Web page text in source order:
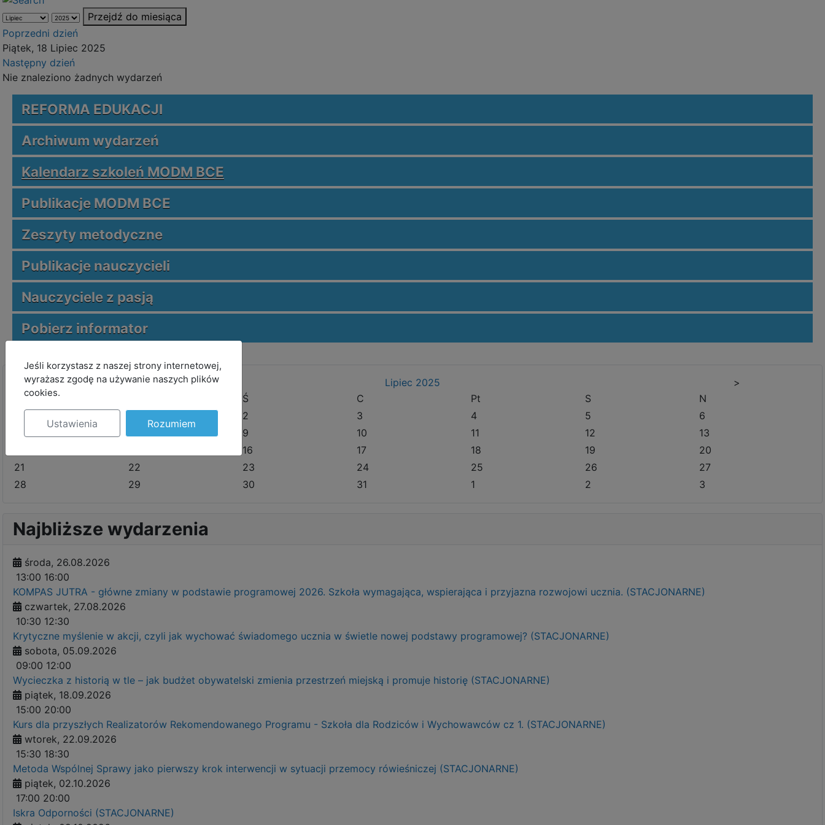
Przejdź do miesiąca
Poprzedni dzień
Piątek, 18 Lipiec 2025
Następny dzień
Nie znaleziono żadnych wydarzeń
REFORMA EDUKACJI
Archiwum wydarzeń
Kalendarz szkoleń MODM BCE
Publikacje MODM BCE
Zeszyty metodyczne
Publikacje nauczycieli
Nauczyciele z pasją
Pobierz informator
Lipiec 2025
>
Ś C Pt S
N
30
2 3 4 5
6
9 10 11 12
13
16 17 18 19
20
21
22 23 24 25 26
27
28
29 30 31 1 2 3
Najbliższe wydarzenia
środa, 26.08.2026
13:00 16:00
KOMPAS JUTRA - główne zmiany w podstawie programowej 2026. Szkoła wymagająca, wspierająca i przyjazna rozwojowi ucznia. (STACJONARNE)
czwartek, 27.08.2026
10:30 12:30
Krytyczne myślenie w akcji, czyli jak wychować świadomego ucznia w świetle nowej podstawy programowej? (STACJONARNE)
sobota, 05.09.2026
09:00 12:00
Wycieczka z historią w tle – jak budżet obywatelski zmienia przestrzeń miejską i promuje historię (STACJONARNE)
piątek, 18.09.2026
15:00 20:00
Kurs dla przyszłych Realizatorów Rekomendowanego Programu - Szkoła dla Rodziców i Wychowawców cz 1. (STACJONARNE)
wtorek, 22.09.2026
15:30 18:30
Metoda Wspólnej Sprawy jako pierwszy krok interwencji w sytuacji przemocy rówieśniczej (STACJONARNE)
piątek, 02.10.2026
17:00 20:00
Iskra Odporności (STACJONARNE)
MOD_JBCOOKIES_LANG_HEADER_DEFAULT
Jeśli korzystasz z naszej strony internetowej,
wyrażasz zgodę na używanie naszych plików
cookies.
Ustawienia Rozumiem